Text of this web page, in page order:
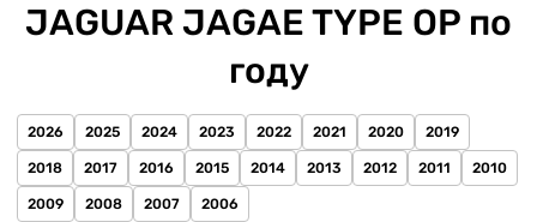
JAGUAR JAGAE TYPE OP по
году
2026 2025 2024 2023 2022 2021 2020 2019
2018 2017 2016 2015 2014 2013 2012 2011 2010
2009 2008 2007 2006